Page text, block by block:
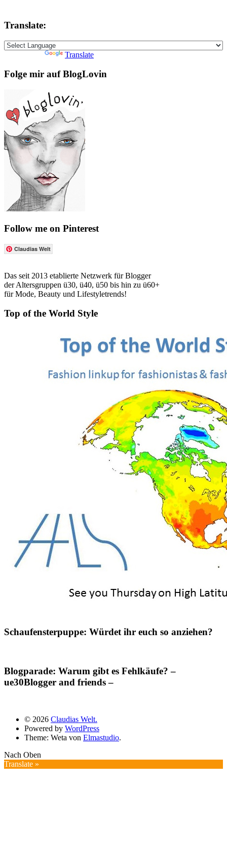
Translate:
Translate
Folge mir auf BlogLovin
Follow me on Pinterest
Claudias Welt
Das seit 2013 etablierte Netzwerk für Blogger
der Altersgruppen ü30, ü40, ü50 bis hin zu ü60+
für Mode, Beauty und Lifestyletrends!
Top of the World Style
Schaufensterpuppe: Würdet ihr euch so anziehen?
Blogparade: Warum gibt es Fehlkäufe? –
ue30Blogger and friends –
© 2026 Claudias Welt.
Powered by WordPress
Theme: Weta von Elmastudio.
Nach Oben
Translate »